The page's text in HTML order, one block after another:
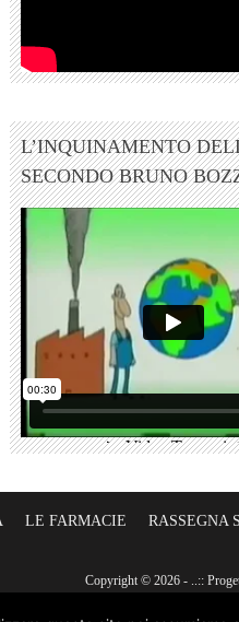
L’INQUINAMENTO
SECONDO BRUNO
LE FARMACIE
RASSEGNA
Copyright © 2026 - ..::